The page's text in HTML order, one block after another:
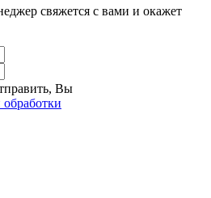
свяжется с вами и окажет
Вы